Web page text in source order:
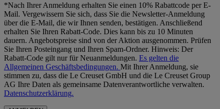
*Nach Ihrer Anmeldung erhalten Sie einen 10% Rabattcode per E-
Mail. Vergewissern Sie sich, dass Sie die Newsletter-Anmeldung
über die E-Mail, die wir Ihnen senden, bestätigen. Anschließend
erhalten Sie Ihren Rabatt-Code. Dies kann bis zu 10 Minuten
dauern. Angebotspreise sind von der Aktion ausgenommen. Prüfen
Sie Ihren Posteingang und Ihren Spam-Ordner. Hinweis: Der
Rabatt-Code gilt nur für Neuanmeldungen. Es gelten die
Allgemeinen Geschäftsbedingungen. Mit Ihrer Anmeldung, sie
stimmen zu, dass die Le Creuset GmbH und die Le Creuset Group
AG Ihre Daten als gemeinsame Datenverantwortliche verwalten.
Datenschutzerklärung.